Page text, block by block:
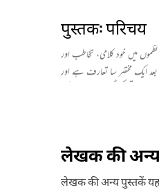
पुस्तक: परिचय
میں خود کلامی، تخاطب اور
ایک مختصر سا تعارف ہے اور
رقم کی گئی ہیں۔ اس کے
लेखक की
लेखक की अन्य पुस्तकें